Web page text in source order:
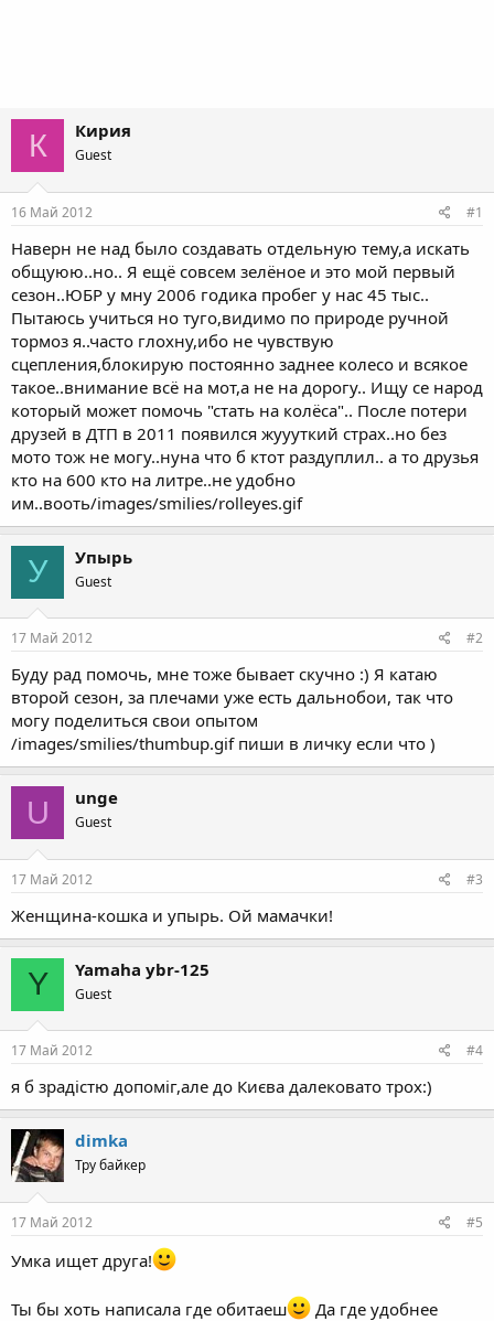
К Кирия
Guest
16 Май 2012 #1
Наверн не над было создавать отдельную тему,а искать
общуюю..но.. Я ещё совсем зелёное и это мой первый
сезон..ЮБР у мну 2006 годика пробег у нас 45 тыс..
Пытаюсь учиться но туго,видимо по природе ручной
тормоз я..часто глохну,ибо не чувствую
сцепления,блокирую постоянно заднее колесо и всякое
такое..внимание всё на мот,а не на дорогу.. Ищу се народ
который может помочь "стать на колёса".. После потери
друзей в ДТП в 2011 появился жуууткий страх..но без
мото тож не могу..нуна что б ктот раздуплил.. а то друзья
кто на 600 кто на литре..не удобно
им..вооть/images/smilies/rolleyes.gif
У Упырь
Guest
17 Май 2012 #2
Буду рад помочь, мне тоже бывает скучно :) Я катаю
второй сезон, за плечами уже есть дальнобои, так что
могу поделиться свои опытом
/images/smilies/thumbup.gif пиши в личку если что )
U unge
Guest
17 Май 2012 #3
Женщина-кошка и упырь. Ой мамачки!
Y Yamaha ybr-125
Guest
17 Май 2012 #4
я б зрадістю допоміг,але до Києва далековато трох:)
dimka
Тру байкер
17 Май 2012 #5
Умка ищет друга!
Ты бы хоть написала где обитаеш
Да где удобнее